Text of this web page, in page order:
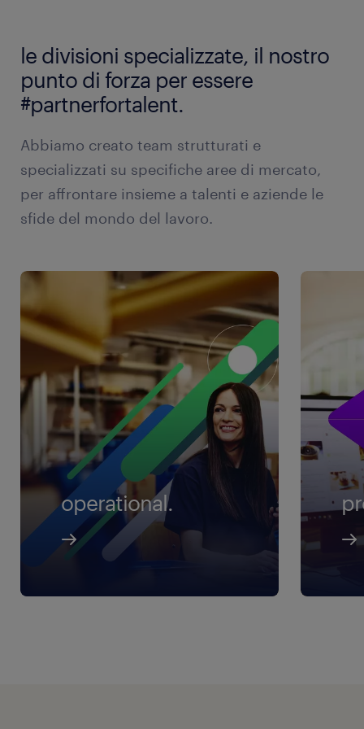
le divisioni specializzate, il nostro
punto di forza per essere
#partnerfortalent.
Abbiamo creato team strutturati e
specializzati su specifiche aree di mercato,
per affrontare insieme a talenti e aziende le
sfide del mondo del lavoro.
operational.